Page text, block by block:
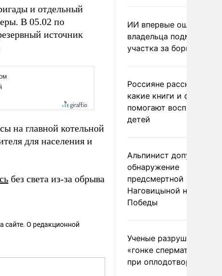
и отдельный
В 05.02 по
источник
на главной котельной
для населения и
без света из-за обрыва
сайте. О редакционной
ИИ впервые
владельца
участка за борщевик
Россияне рассказали,
какие книги и фильмы
помогают воспитывать
детей
Альпинист допустил
обнаружение
предсмертной записки
Наговицыной на пике
Победы
Ученые разрушили миф
«гонке
при оплодотворении